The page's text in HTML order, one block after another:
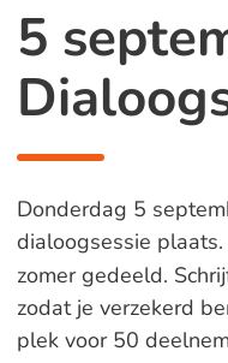
5
Donderdag 5
dialoogsessie
zomer gedeeld.
zodat je verzekerd
plek voor 50